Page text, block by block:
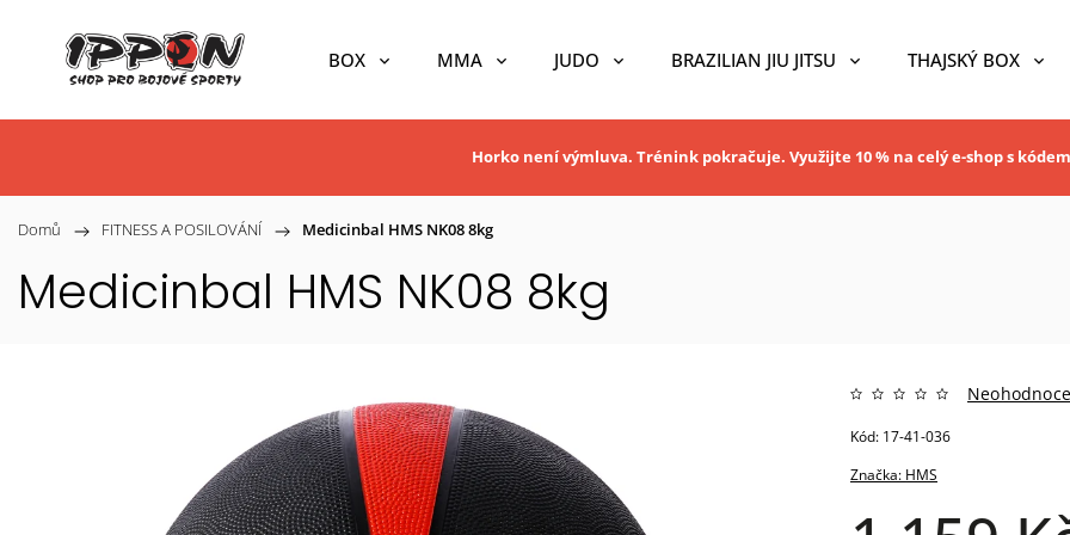
BOX MMA JUDO BRAZILIAN JIU JITSU THAJSKÝ BOX
Horko není výmluva. Trénink pokračuje. Využijte 10 % na celý e-shop s kódem
Domů / FITNESS A POSILOVÁNÍ / Medicinbal HMS NK08 8kg
Medicinbal HMS NK08 8kg
Značka: HMS
Kód: 17-41-036